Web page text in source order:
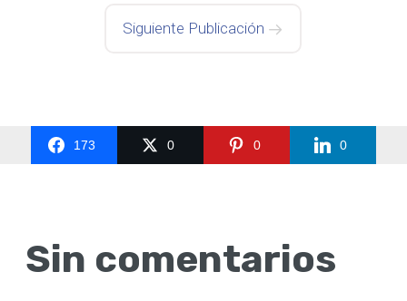
Siguiente Publicación
173 0 0 0
Sin comentarios